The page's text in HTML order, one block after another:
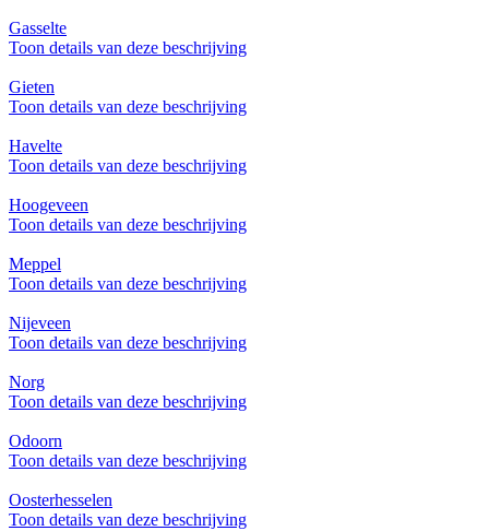
Gasselte
Toon details van deze beschrijving
Gieten
Toon details van deze beschrijving
Havelte
Toon details van deze beschrijving
Hoogeveen
Toon details van deze beschrijving
Meppel
Toon details van deze beschrijving
Nijeveen
Toon details van deze beschrijving
Norg
Toon details van deze beschrijving
Odoorn
Toon details van deze beschrijving
Oosterhesselen
Toon details van deze beschrijving